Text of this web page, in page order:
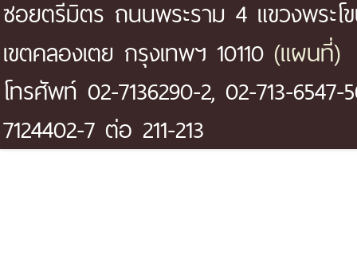
ซอยตรีมิตร ถนนพระราม 4 แขวงพระโ
เขตคลองเตย กรุงเทพฯ 10110 (แผนที่)
โทรศัพท์ 02-7136290-2, 02-713-6547-
7124402-7 ต่อ 211-213